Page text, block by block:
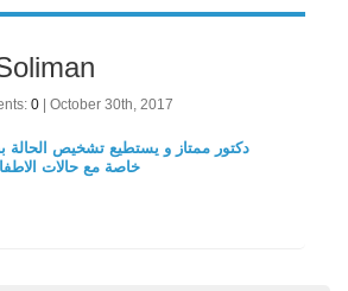
0 | October 30th, 2017
دكتور ممتاز و يستطيع تشخيص الحالة
خاصة مع حالات